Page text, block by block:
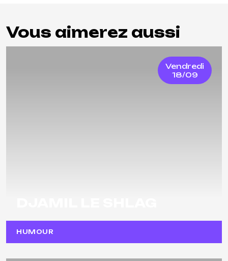
Vous aimerez aussi
Vendredi
18/09
HUMOUR